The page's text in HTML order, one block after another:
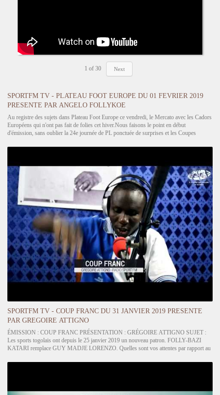
1 of 30 Next
SPORTFM TV - PLATEAU FOOT EUROPE DU 01 FEVRIER 2019
PRESENTE PAR ANGELO FOLLYKOE
Au registre des sujets dans Plateau Foot Europe ce vendredi, le Mercato avec les Cadors
Européens qui n'ont pas fait de folies cet hiver.Nous faisons le point en début
d'émission, sans oublier la 24e journée de PL ponctuée de surprises et les Coupes
SPORTFM TV - COUP FRANC DU 31 JANVIER 2019 PRESENTE
PAR GREGOIRE ATTIGNO
ÉMISSION : COUP FRANC PRÉSENTATION : GRÉGOIRE ATTIGNO SUJET :
Les sports togolais ont depuis le 25 janvier 2019 un nouveau patron. FOLLY-BAZI
KATARI remplace GUY MADJE LORENZO. Quelles sont vos attentes par rapport au